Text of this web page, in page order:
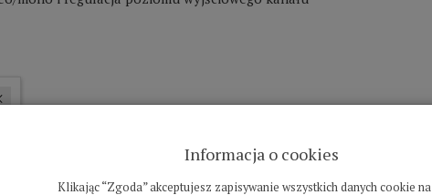
Ended)
Informacja o cookies
Klikając “Zgoda” akceptujesz zapisywanie wszystkich danych cookie na